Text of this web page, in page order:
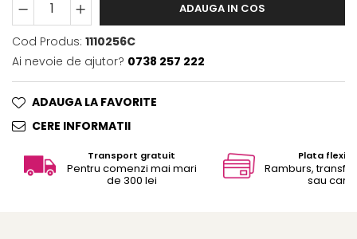
ADAUGA IN COS
Cod Produs: 1110256C
Ai nevoie de ajutor? 0738 257 222
ADAUGA LA FAVORITE
CERE INFORMATII
Transport gratuit
Pentru comenzi mai mari
de 300 lei
Plata
Ramburs,
sau card